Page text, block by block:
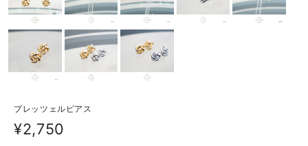
プレッツェルピアス
¥2,750